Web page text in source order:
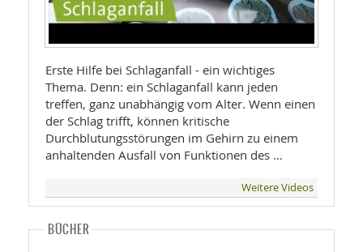
Erste Hilfe bei Schlaganfall - ein wichtiges
Thema. Denn: ein Schlaganfall kann jeden
treffen, ganz unabhängig vom Alter. Wenn einen
der Schlag trifft, können kritische
Durchblutungsstörungen im Gehirn zu einem
anhaltenden Ausfall von Funktionen des …
Weitere Videos
BÜCHER